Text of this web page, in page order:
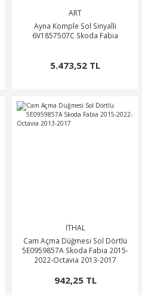
ART
Ayna Komple Sol Sinyalli
6V1857507C Skoda Fabia
5.473,52 TL
İTHAL
Cam Açma Düğmesi Sol Dörtlü
5E0959857A Skoda Fabia 2015-
2022-Octavia 2013-2017
942,25 TL